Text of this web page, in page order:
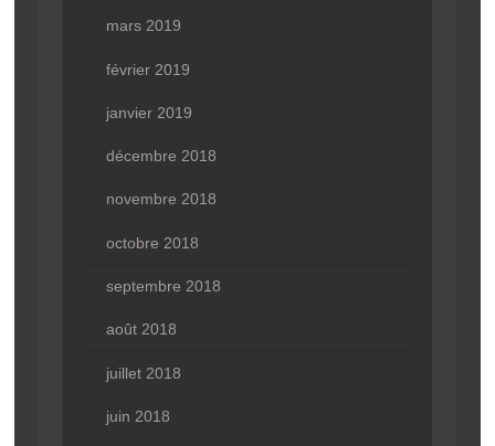
mars 2019
février 2019
janvier 2019
décembre 2018
novembre 2018
octobre 2018
septembre 2018
août 2018
juillet 2018
juin 2018